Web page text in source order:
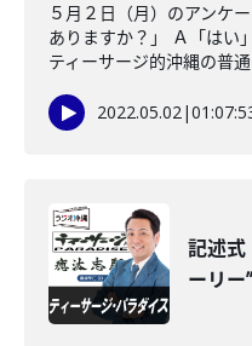
５月２日（月）のアンケ
ありますか？」 Ａ「は
ティーサージ的沖縄の普
2022.05.02|
記述式
ーリー